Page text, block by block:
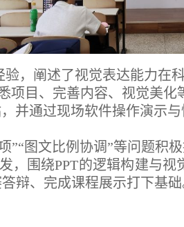
，阐述了视觉表达能力
项目、完善内容、视觉美
并通过现场软件操作演示
图文比例协调”等问题积
，围绕PPT的逻辑构建与
辩、完成课程展示打下基